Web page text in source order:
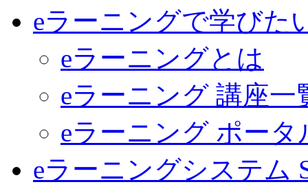
eラーニングで学びた
eラーニングとは
eラーニング 講座一
eラーニング ポータ
eラーニングシステム